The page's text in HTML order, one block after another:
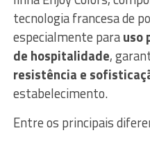
tecnologia francesa de
especialmente parauso
de hospitalidade,
resistência e
estabelecimento.
Entre os principais